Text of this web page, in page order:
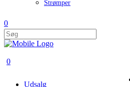
Strømper
0
0
Udsalg